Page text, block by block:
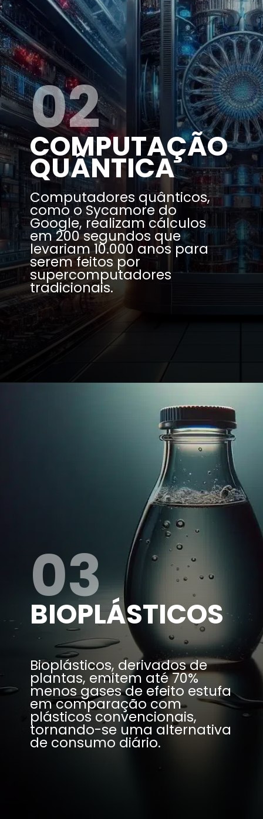
COMPUTAÇÃO
QUÂNTICA
Computadores quânticos,
como o Sycamore do
Google, realizam cálculos
em 200 segundos que
levariam 10.000 anos para
serem feitos por
supercomputadores
tradicionais.
02
BIOPLÁSTICOS
Bioplásticos, derivados de
plantas, emitem até 70%
menos gases de efeito estufa
em comparação com
plásticos convencionais,
tornando-se uma alternativa
de consumo diário.
03